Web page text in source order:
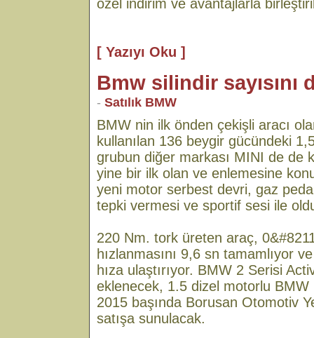
özel indirim ve avantajlarla
[ Yazıyı Oku ]
Bmw silindir sayısını
- Satılık BMW
BMW nin ilk önden çekişli aracı
kullanılan 136 beygir gücündeki
grubun diğer markası MINI de de
yine bir ilk olan ve enlemesine
yeni motor serbest devri, gaz
tepki vermesi ve sportif sesi ile
220 Nm. tork üreten araç,
hızlanmasını 9,6 sn tamamlıyor
hıza ulaştırıyor. BMW 2 Serisi
eklenecek, 1.5 dizel motorlu BMW
2015 başında Borusan Otomotiv
satışa sunulacak.